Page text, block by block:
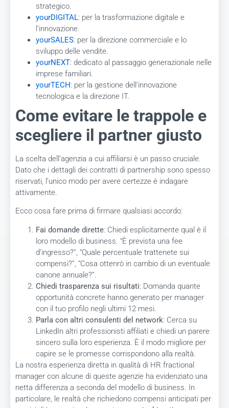
strategico.
yourDIGITAL: per la trasformazione digitale e
l’innovazione.
yourSALES: per la direzione commerciale e lo
sviluppo delle vendite.
yourNEXT: dedicato al passaggio generazionale nelle
imprese familiari.
yourTECH: per la gestione dell’innovazione
tecnologica e la direzione IT.
Come evitare le trappole e
scegliere il partner giusto
La scelta dell’agenzia a cui affiliarsi è un passo cruciale.
Dato che i dettagli dei contratti di partnership sono spesso
riservati, l’unico modo per avere certezze è indagare
attivamente.
Ecco cosa fare prima di firmare qualsiasi accordo:
Fai domande dirette: Chiedi esplicitamente qual è il
loro modello di business. “È prevista una fee
d’ingresso?”, “Quale percentuale trattenete sui
compensi?”, “Cosa ottenrò in cambio di un eventuale
canone annuale?”.
Chiedi trasparenza sui risultati: Domanda quante
opportunità concrete hanno generato per manager
con il tuo profilo negli ultimi 12 mesi.
Parla con altri consulenti del network: Cerca su
LinkedIn altri professionisti affiliati e chiedi un parere
sincero sulla loro esperienza. È il modo migliore per
capire se le promesse corrispondono alla realtà.
La nostra esperienza diretta in qualità di HR fractional
manager con alcune di queste agenzie ha evidenziato una
netta differenza a seconda del modello di business. In
particolare, le realtà che richiedono compensi anticipati per